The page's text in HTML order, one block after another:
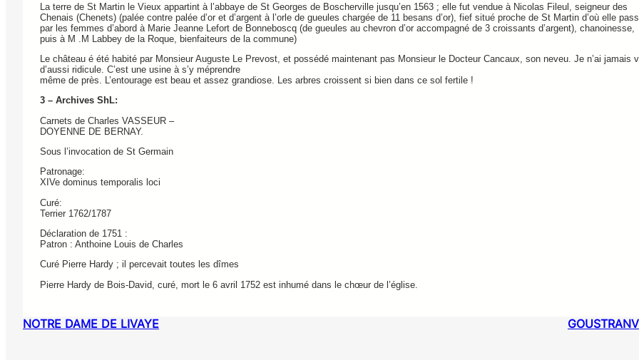
La terre de St Martin le Vieux appartint à l’abbaye de St Georges de Boscherville jusqu’en 1563 ; elle fut vendue à Nicolas Fileul, seigneur des
Chenais (Chenets) (palée contre palée d’or et d’argent à l’orle de gueules chargée de 11 besans d’or), fief situé proche de St Martin d’où elle
par les femmes d’abord à Marie Jeanne Lefort de Bonneboscq (de gueules au chevron d’or accompagné de 3 croissants d’argent), chanoinesse,
puis à M .M Labbey de la Roque, bienfaiteurs de la commune)
Le château é été habité par Monsieur Auguste Le Prevost, et possédé maintenant pas Monsieur le Docteur Cancaux, son neveu. Je n’ai jamais
d’aussi ridicule. C’est une usine à s’y méprendre
même de près. L’entourage est beau et assez grandiose. Les arbres croissent si bien dans ce sol fertile !
3 – Archives ShL:
Carnets de Charles VASSEUR –
DOYENNE DE BERNAY.
Sous l’invocation de St Germain
Patronage:
XIVe dominus temporalis loci
Curé:
Terrier 1762/1787
Déclaration de 1751 :
Patron : Anthoine Louis de Charles
Curé Pierre Hardy ; il percevait toutes les dîmes
Pierre Hardy de Bois-David, curé, mort le 6 avril 1752 est inhumé dans le chœur de l’église.
NOTRE DAME DE LIVAYE